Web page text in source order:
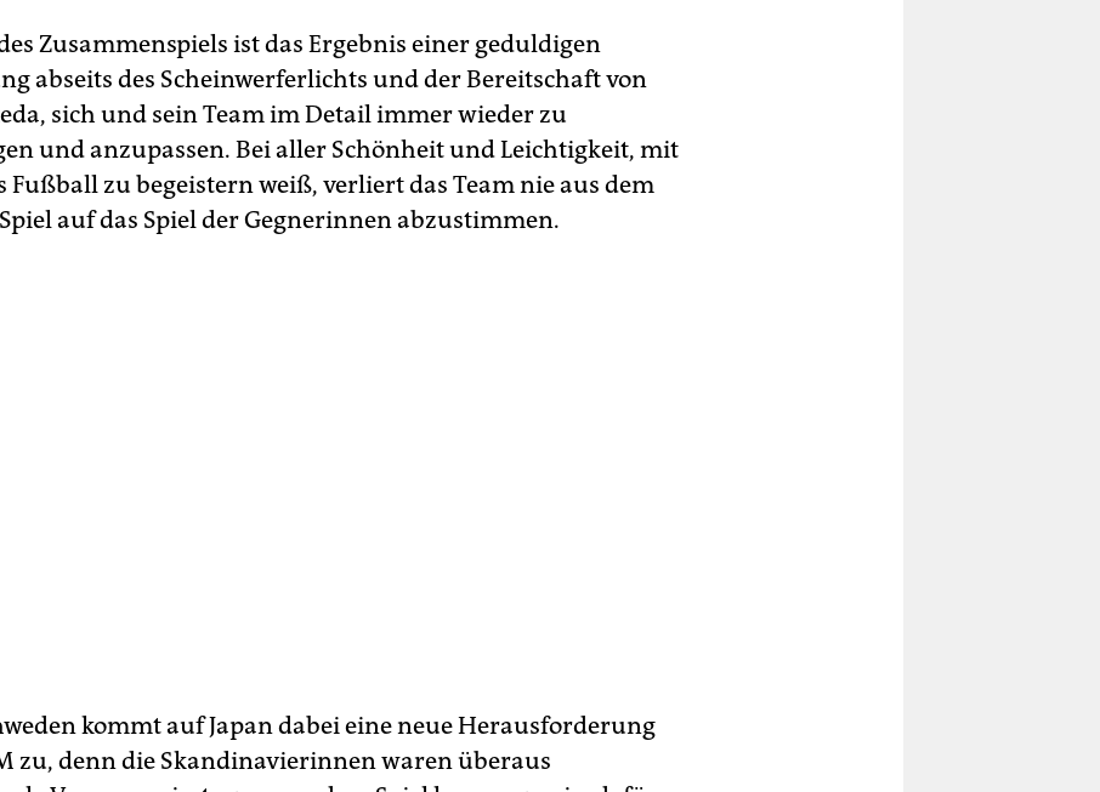
Zusammenspiels ist das Ergebnis einer geduldigen
abseits des Scheinwerferlichts und der Bereitschaft von
sich und sein Team im Detail ­immer wieder zu
und anzupassen. Bei aller Schönheit und Leichtigkeit, mit
Fußball zu begeistern weiß, verliert das Team nie aus dem
auf das Spiel der Gegnerinnen abzustimmen.
kommt auf Japan dabei eine neue Herausforderung
zu, denn die Skandinavierinnen waren überaus